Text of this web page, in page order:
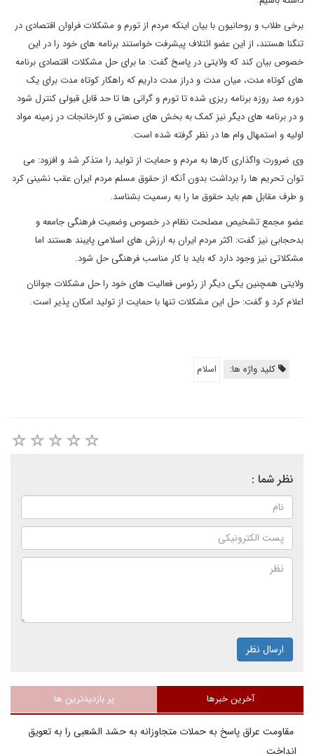
برخی طلاب و روحانیون با بیان اینکه مردم از تورم و مشکلات فراوان اقتصادی در
تنگنا هستند، از این عضو ائتلاف پیشرفت خواستند برنامه های خود را در این
خصوص بیان کند که ولایتی در پاسخ گفت: ما برای حل مشکلات اقتصادی برنامه
های کوتاه مدت، میان مدت و دراز مدت داریم که راهکار کوتاه مدت برای یک
دوره صد روزه برنامه ریزی شده تا تورم و گرانی ها تا حد قابل قبولی کنترل شود
و در برنامه های دیگر نیز کمک به بخش های صنعتی و کارخانجات در زمینه مواد
اولیه و استمهال وام ها در نظر گرفته شده است.
وی ضرورت واگذاری کارها به مردم و حمایت از تولید را متذکر شد و افزود: می
توان تحریم ها را برداشت بدون آنکه از حقوق مسلم مردم ایران عقب نشینی کرد
و طرف مقابل هم باید حقوق ما را به رسمیت بشناسد.
عضو مجمع تشخیص مصلحت نظام در خصوص وضعیت فرهنگی جامعه و
بدحجابی نیز گفت: اکثر مردم ایران به ارزش های اسلامی پایبند هستند اما
مشکلاتی نیز وجود دارد که باید با کار مناسب فرهنگی حل شود.
ولایتی همچنین یکی دیگر از رئوس فعالیت های خود را حل مشکلات جوانان
اعلام کرد و گفت: حل این مشکلات تنها با حمایت از تولید امکان پذیر است.
کلید واژه ها: اسلام
نظر شما :
ارسال نظر
آخرین خبرها پر بازدیدترین ها
مقاومت عراق پاسخ به حملات متجاوزانه به حشد الشعبی را به تعویق